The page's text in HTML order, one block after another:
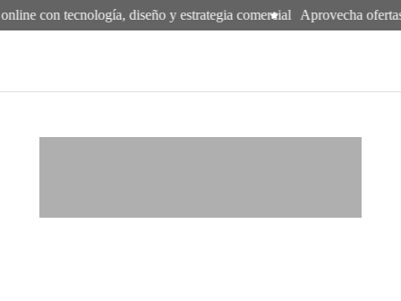
con tecnología, diseño y estrategia comercial Aprovecha